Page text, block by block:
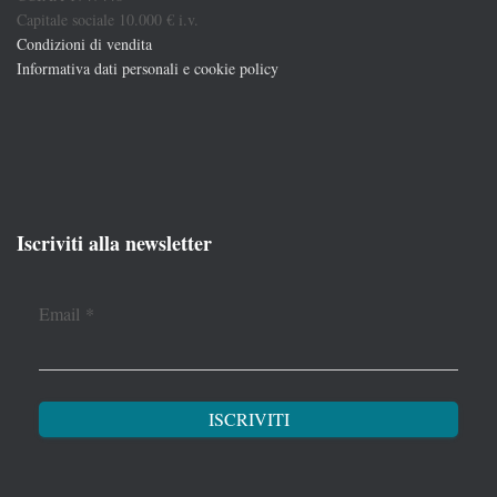
Capitale sociale 10.000 € i.v.
Condizioni di vendita
Informativa dati personali e cookie policy
Iscriviti alla newsletter
Email *